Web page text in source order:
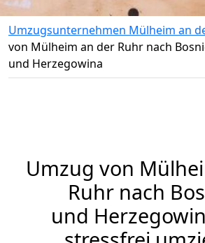
Umzugsunternehmen Mülheim an
von Mülheim an der Ruhr nach
und Herzegowina
Umzug von
Ruhr nach
und